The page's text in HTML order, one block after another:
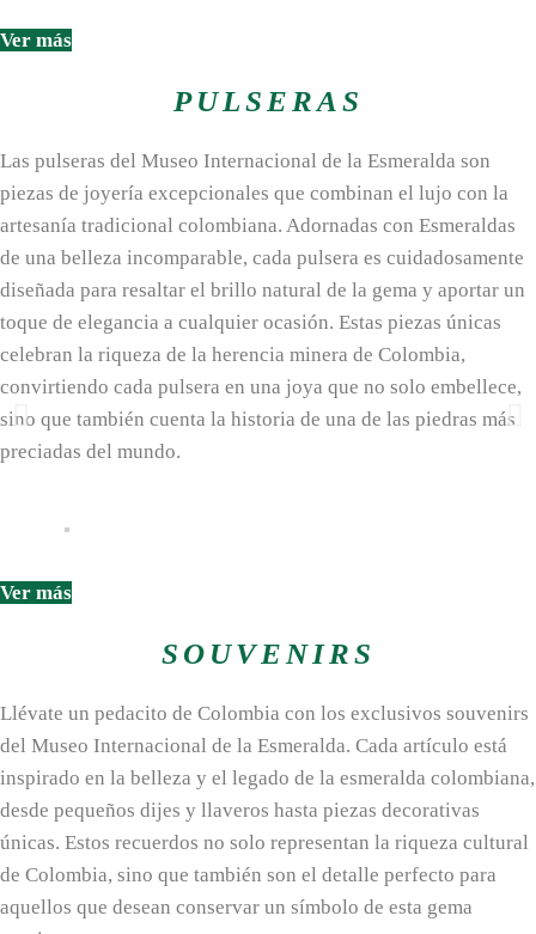
Ver más
PULSERAS
Las pulseras del Museo Internacional de la Esmeralda son
piezas de joyería excepcionales que combinan el lujo con la
artesanía tradicional colombiana. Adornadas con Esmeraldas
de una belleza incomparable, cada pulsera es cuidadosamente
diseñada para resaltar el brillo natural de la gema y aportar un
toque de elegancia a cualquier ocasión. Estas piezas únicas
celebran la riqueza de la herencia minera de Colombia,
convirtiendo cada pulsera en una joya que no solo embellece,
sino que también cuenta la historia de una de las piedras más
preciadas del mundo.
Ver más
SOUVENIRS
Llévate un pedacito de Colombia con los exclusivos souvenirs
del Museo Internacional de la Esmeralda. Cada artículo está
inspirado en la belleza y el legado de la esmeralda colombiana,
desde pequeños dijes y llaveros hasta piezas decorativas
únicas. Estos recuerdos no solo representan la riqueza cultural
de Colombia, sino que también son el detalle perfecto para
aquellos que desean conservar un símbolo de esta gema